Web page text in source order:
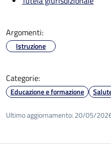
Argomenti:
Istruzione
Categorie:
Educazione e formazione
Ultimo aggiornamento: 20/05/